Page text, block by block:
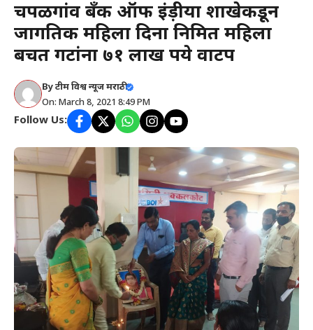
चपळगांव बँक ऑफ इंड़ीया शाखेकडून
जागतिक महिला दिना निमित महिला
बचत गटांना ७१ लाख रुपये वाटप
Byटीम विश्व न्यूज मराठी
On: March 8, 2021 8:49 PM
Follow Us: